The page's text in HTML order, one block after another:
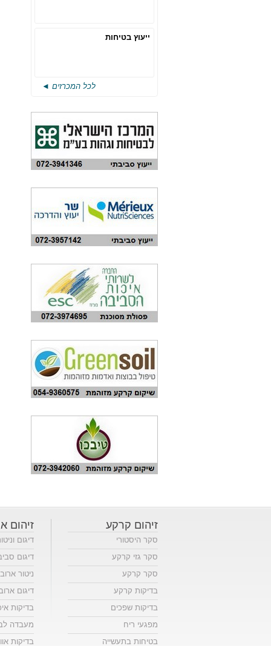
ייעוץ בטיחות
לכל המכרזים ◄
זיהום קרקע
סקר היסטורי
סקר גזי קרקע
סקר קרקע
בדיקות קרקע
בדיקות שפכים
מפגעי ריח
בטיחות בתעשייה
זיהום
דיגום
דיגום
ניטור
דיגום
בדיקות
מעבדה
בדיקות